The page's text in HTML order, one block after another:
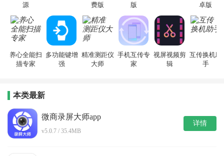
源
费版
版
卓版
养心全能扫
描专家
多功能键增
强
精准测距仪
大师
手机互传专
家
视屏视频剪
辑
互传换机助
手
本类最新
微商录屏大师app
v5.0.7 / 35.4MB
详情